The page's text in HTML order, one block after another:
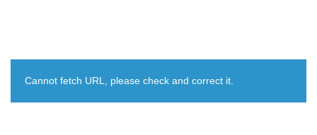
Cannot fetch URL, please check and correct it.